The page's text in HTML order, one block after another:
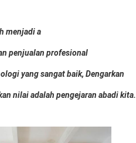
menjadi a
penjualan profesional
yang sangat baik, Dengarkan
nilai adalah pengejaran abadi kita.